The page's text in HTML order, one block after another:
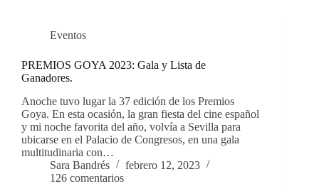
Eventos
PREMIOS GOYA 2023: Gala y Lista de
Ganadores.
Anoche tuvo lugar la 37 edición de los Premios
Goya. En esta ocasión, la gran fiesta del cine español
y mi noche favorita del año, volvía a Sevilla para
ubicarse en el Palacio de Congresos, en una gala
multitudinaria con…
Sara Bandrés
febrero 12, 2023
126 comentarios